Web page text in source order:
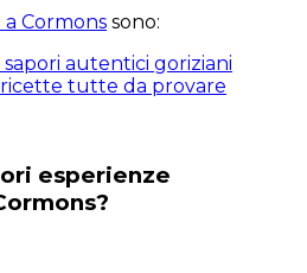
a Cormons sono:
autentici goriziani
ricette tutte da provare
esperienze